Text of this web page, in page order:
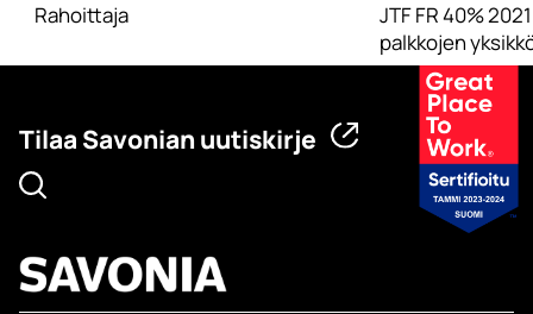
Rahoittaja
JTF FR 40%
palkkojen
Tilaa Savonian uutiskirje